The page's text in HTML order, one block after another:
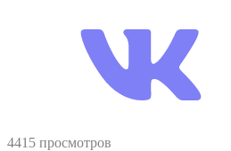
4415 просмотров